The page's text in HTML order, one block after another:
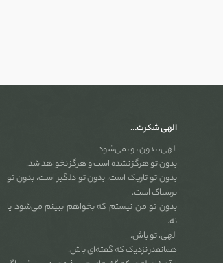
الهی شکرت…
الهی، بدون تو نمی‌شود.
بدون تو هرگز نشده است و هرگز نخواهد شد.
بدون تو تاریک است، بدون تو دلگیر است، بدون تو
ترسناک است.
بدون تو من نیستم که بخواهم ببینم می‌شود یا
نه.
الهی، تو باش.
همانقدر نزدیک که گفته‌ای باش.